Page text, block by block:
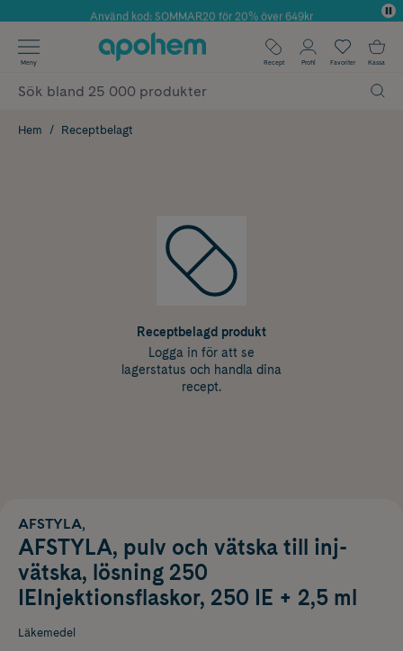
Årets Butik 2025 inom Skönhet
Använd kod: SOMMAR20 för 20% över 649kr
✓ Fri frakt
✓ Poäng på alla köp*
Meny Recept Profil Favoriter Kassa
Hem Receptbelagt
Receptbelagd produkt
Logga in för att se
lagerstatus och handla dina
recept.
AFSTYLA,
AFSTYLA, pulv och vätska till inj-
vätska, lösning 250
IEInjektionsflaskor, 250 IE + 2,5 ml
Läkemedel